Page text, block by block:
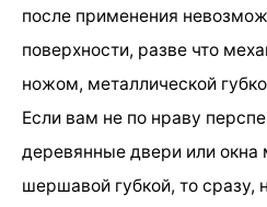
после применения
поверхности, разве что
ножом, металлической
Если вам не по нраву
деревянные двери или окна
шершавой губкой, то сразу,